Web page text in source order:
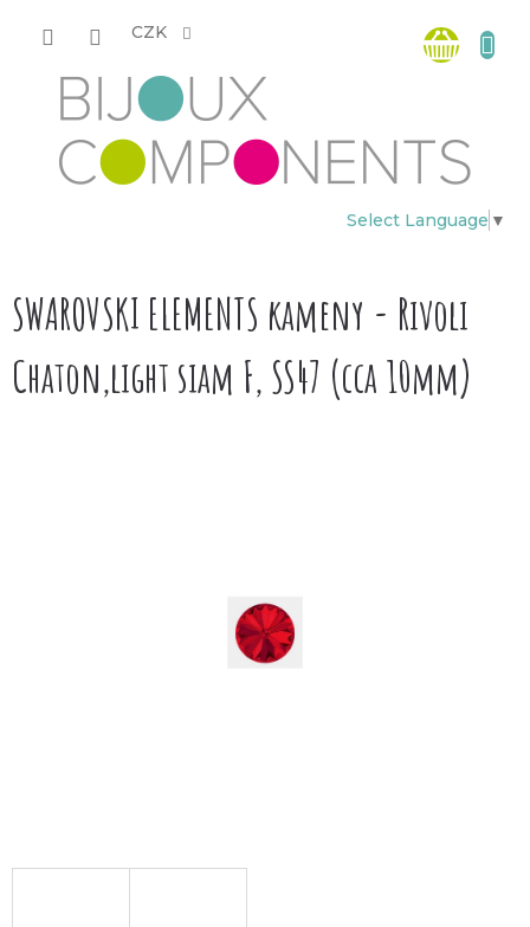
CZK
Select Language ▼
košík
SWAROVSKI ELEMENTS kameny - Rivoli
Chaton,light siam F, SS47 (cca 10mm)